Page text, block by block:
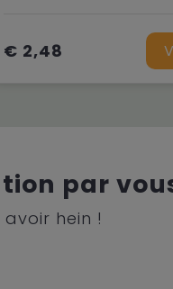
€ 2,48
par
hein !